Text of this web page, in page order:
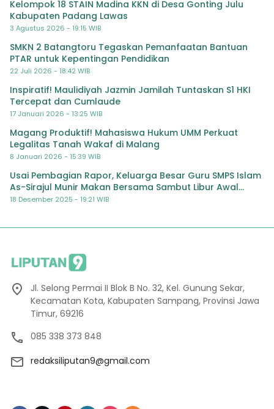
Kelompok 18 STAIN Madina KKN di Desa Gonting Julu
Kabupaten Padang Lawas
3 Agustus 2026 - 19:15 WIB
SMKN 2 Batangtoru Tegaskan Pemanfaatan Bantuan
PTAR untuk Kepentingan Pendidikan
22 Juli 2026 - 18:42 WIB
Inspiratif! Maulidiyah Jazmin Jamilah Tuntaskan S1 HKI
Tercepat dan Cumlaude
17 Januari 2026 - 13:25 WIB
Magang Produktif! Mahasiswa Hukum UMM Perkuat
Legalitas Tanah Wakaf di Malang
8 Januari 2026 - 15:39 WIB
Usai Pembagian Rapor, Keluarga Besar Guru SMPS Islam
As-Sirajul Munir Makan Bersama Sambut Libur Awal
Semester
18 Desember 2025 - 19:21 WIB
Jl. Selong Permai II Blok B No. 32, Kel. Gunung Sekar,
Kecamatan Kota, Kabupaten Sampang, Provinsi Jawa
Timur, 69216
085 338 373 848
redaksiliputan9@gmail.com